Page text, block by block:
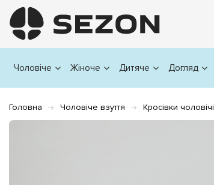
Чоловіче Жіноче Дитяче Догляд
Головна Чоловіче взуття Кросівки чоловічі